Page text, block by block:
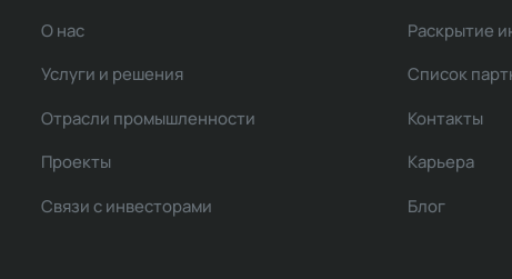
О нас
Услуги и решения
Отрасли промышленности
Проекты
Связи с инвесторами
Раскрытие
Список
Контакты
Карьера
Блог